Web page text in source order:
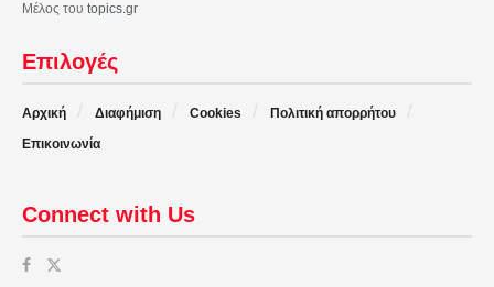
Μέλος του topics.gr
Επιλογές
Αρχική Διαφήμιση Cookies
Πολιτική απορρήτου
Επικοινωνία
Connect with Us